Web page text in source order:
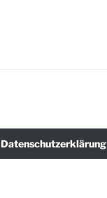
Datenschutzerklärung